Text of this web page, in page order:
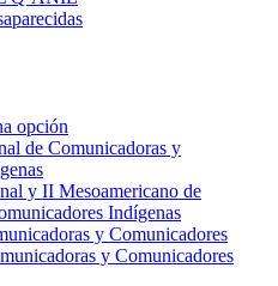
opción
de Comunicadoras y
y II Mesoamericano de
Indígenas
y Comunicadores
y Comunicadores